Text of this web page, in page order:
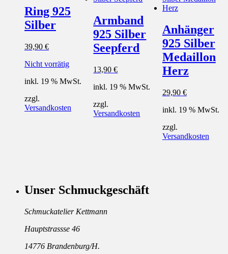
Ring 925
Silber
39,90 €
Nicht vorrätig
inkl. 19 % MwSt.
zzgl.
Versandkosten
Armband
925 Silber
Seepferd
13,90€
inkl. 19 % MwSt.
zzgl.
Versandkosten
Anhänger
925 Silber
Medaillon
Herz
29,90 €
inkl. 19 % MwSt.
zzgl.
Versandkosten
Unser Schmuckgeschäft
Schmuckatelier Kettmann
Hauptstrassse 46
14776 Brandenburg/H.